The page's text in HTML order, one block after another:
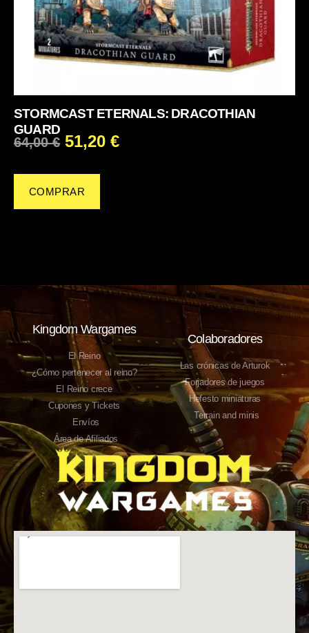
STORMCAST ETERNALS: DRACOTHIAN
GUARD
64,00€ 51,20 €
COMPRAR
Kingdom Wargames
El Reino
¿Cómo pertenecer al reino?
El Reino crece
Cupones y Tickets
Envíos
Área de Afiliados
Colaboradores
Las crónicas de Arturok
Forjadores de juegos
Hefesto miniaturas
Terrain and minis